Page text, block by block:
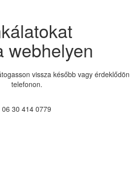
webhelyen
vissza később vagy érdeklődön
telefonon.
06 30 414 0779